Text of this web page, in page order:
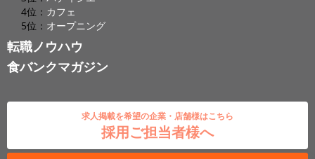
4位： カフェ
5位： オープニング
転職ノウハウ
食バンクマガジン
求人掲載を希望の企業・店舗様はこちら
採用ご担当者様へ